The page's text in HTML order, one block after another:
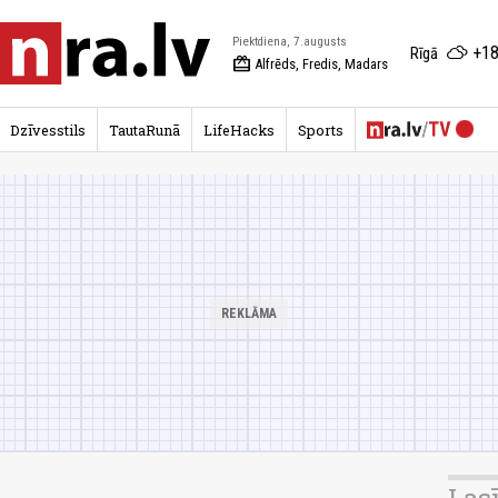
Piektdiena, 7.augusts
redeem Alfrēds, Fredis, Madars
Rīgā
Dzīvesstils TautaRunā LifeHacks Sports